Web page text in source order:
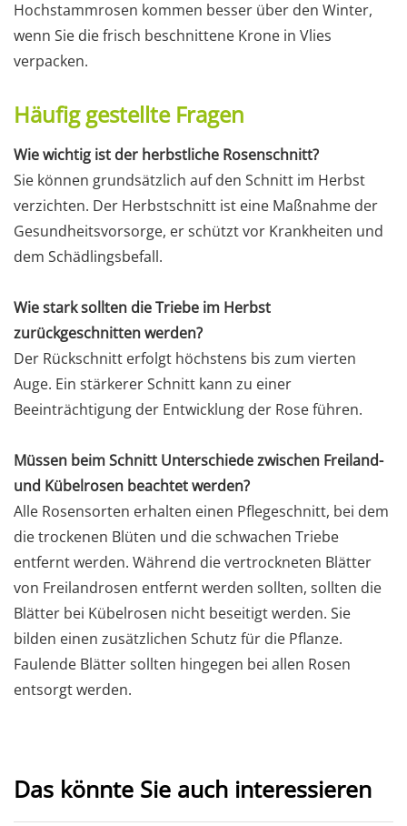
Hochstammrosen kommen besser über den Winter,
wenn Sie die frisch beschnittene Krone in Vlies
verpacken.
Häufig gestellte Fragen
Wie wichtig ist der herbstliche Rosenschnitt?
Sie können grundsätzlich auf den Schnitt im Herbst
verzichten. Der Herbstschnitt ist eine Maßnahme der
Gesundheitsvorsorge, er schützt vor Krankheiten und
dem Schädlingsbefall.
Wie stark sollten die Triebe im Herbst
zurückgeschnitten werden?
Der Rückschnitt erfolgt höchstens bis zum vierten
Auge. Ein stärkerer Schnitt kann zu einer
Beeinträchtigung der Entwicklung der Rose führen.
Müssen beim Schnitt Unterschiede zwischen Freiland-
und Kübelrosen beachtet werden?
Alle Rosensorten erhalten einen Pflegeschnitt, bei dem
die trockenen Blüten und die schwachen Triebe
entfernt werden. Während die vertrockneten Blätter
von Freilandrosen entfernt werden sollten, sollten die
Blätter bei Kübelrosen nicht beseitigt werden. Sie
bilden einen zusätzlichen Schutz für die Pflanze.
Faulende Blätter sollten hingegen bei allen Rosen
entsorgt werden.
Das könnte Sie auch interessieren